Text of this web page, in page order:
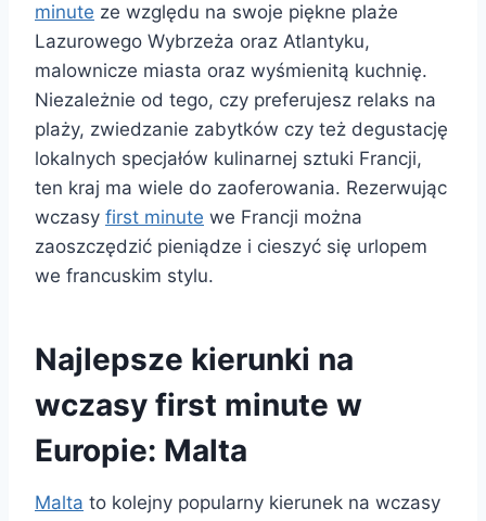
minute ze względu na swoje piękne plaże
Lazurowego Wybrzeża oraz Atlantyku,
malownicze miasta oraz wyśmienitą kuchnię.
Niezależnie od tego, czy preferujesz relaks na
plaży, zwiedzanie zabytków czy też degustację
lokalnych specjałów kulinarnej sztuki Francji,
ten kraj ma wiele do zaoferowania. Rezerwując
wczasy first minute we Francji można
zaoszczędzić pieniądze i cieszyć się urlopem
we francuskim stylu.
Najlepsze kierunki na
wczasy first minute w
Europie: Malta
Malta to kolejny popularny kierunek na wczasy